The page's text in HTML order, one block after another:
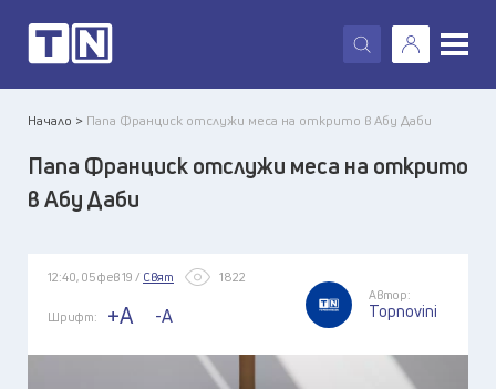
X
Начало > Папа Франциск отслужи меса на открито в Абу Даби
Папа Франциск отслужи меса на открито
в Абу Даби
12:40, 05 фев 19 / Свят 1822
Шрифт: +A -A
Автор:
Topnovini